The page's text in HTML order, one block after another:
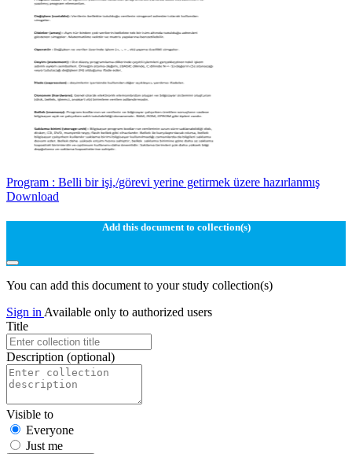
Program : Belli bir işi,/görevi yerine getirmek üzere hazırlanmış
Download
Add this document to collection(s)
You can add this document to your study collection(s)
Sign in Available only to authorized users
Title
Description (optional)
Visible to
Everyone
Just me